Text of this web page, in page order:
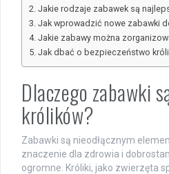
Jakie rodzaje zabawek są
Jak wprowadzić nowe zabawki
Jakie zabawy można
Jak dbać o bezpieczeństwo
Dlaczego zabawki
królików?
Zabawki są nieodłącznym
znaczenie dla zdrowia i
ogromne. Króliki, jako zwierzęta